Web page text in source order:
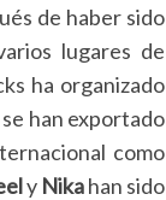
de haber sido
lugares de
ha organizado
han exportado
como
y Nikahan sido